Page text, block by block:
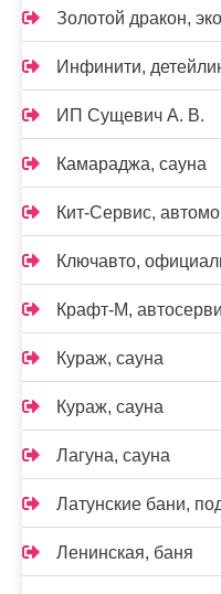
Золотой дракон,
Инфинити,
ИП Сущевич А. В.
Камараджа, сауна
Кит-Сервис,
Ключавто,
Крафт-М,
Кураж, сауна
Кураж, сауна
Лагуна, сауна
Латунские бани,
Ленинская, баня